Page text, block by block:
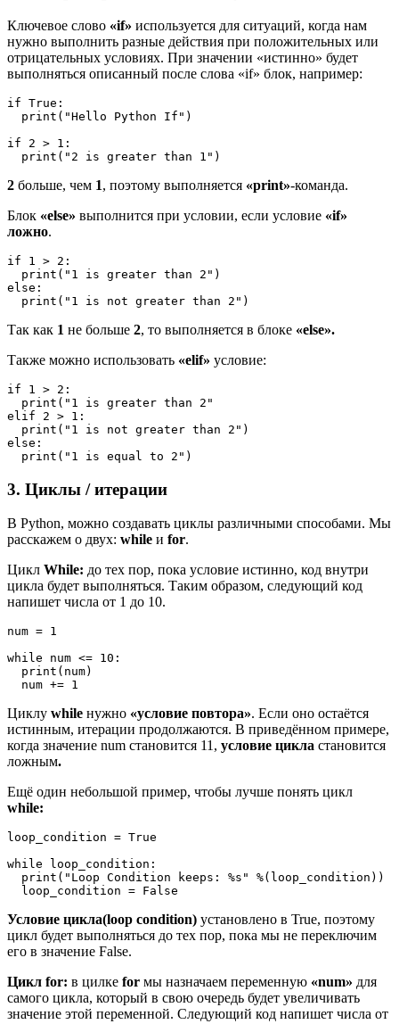
Ключевое слово «if» используется для ситуаций, когда нам
нужно выполнить разные действия при положительных или
отрицательных условиях. При значении «истинно» будет
выполняться описанный после слова «if» блок, например:
if True:
  print("Hello Python If")
if 2 > 1:
2 больше, чем 1, поэтому выполняется «print»-команда.
Блок «else» выполнится при условии, если условие «if»
ложно.
if 1 > 2:
  print("1 is greater than 2")
else:
Так как 1 не больше 2, то выполняется в блоке «else».
Также можно использовать «elif» условие:
if 1 > 2:
  print("1 is greater than 2"
elif 2 > 1:
  print("1 is not greater than 2")
else:
3. Циклы / итерации
В Python, можно создавать циклы различными способами. Мы
расскажем о двух: while и for.
Цикл While: до тех пор, пока условие истинно, код внутри
цикла будет выполняться. Таким образом, следующий код
напишет числа от 1 до 10.
num = 1
while num <= 10:
  print(num)
Циклу while нужно «условие повтора». Если оно остаётся
истинным, итерации продолжаются. В приведённом примере,
когда значение num становится 11, условие цикла становится
ложным.
Ещё один небольшой пример, чтобы лучше понять цикл
while:
loop_condition = True
while loop_condition:
  print("Loop Condition keeps: %s" %(loop_condition))
Условие цикла(loop condition) установлено в True, поэтому
цикл будет выполняться до тех пор, пока мы не переключим
его в значение False.
Цикл for: в цилке for мы назначаем переменную «num» для
самого цикла, который в свою очередь будет увеличивать
значение этой переменной. Следующий код напишет числа от